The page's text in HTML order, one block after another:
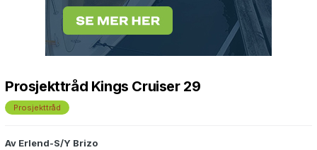
Prosjekttråd Kings Cruiser 29
Prosjekttråd
Av Erlend-S/Y Brizo